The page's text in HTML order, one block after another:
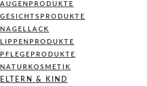
AUGENPRODUKTE
GESICHTSPRODUKTE
NAGELLACK
LIPPENPRODUKTE
PFLEGEPRODUKTE
NATURKOSMETIK
ELTERN & KIND